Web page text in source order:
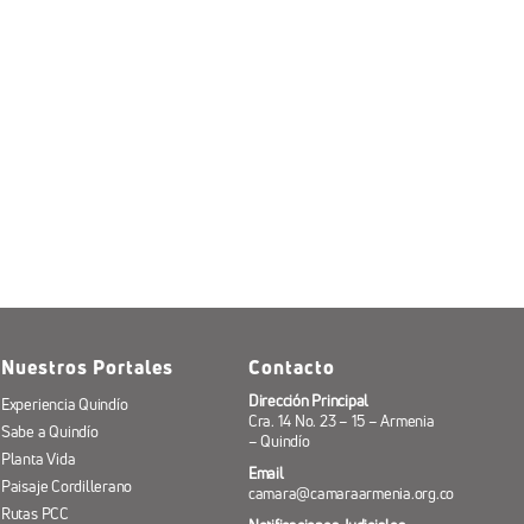
Nuestros Portales
Experiencia Quindío
Sabe a Quindío
Planta Vida
Paisaje Cordillerano
Rutas PCC
Contacto
Dirección Principal
Cra. 14 No. 23 – 15 – Armenia
– Quindío
Email
camara@camaraarmenia.org.co